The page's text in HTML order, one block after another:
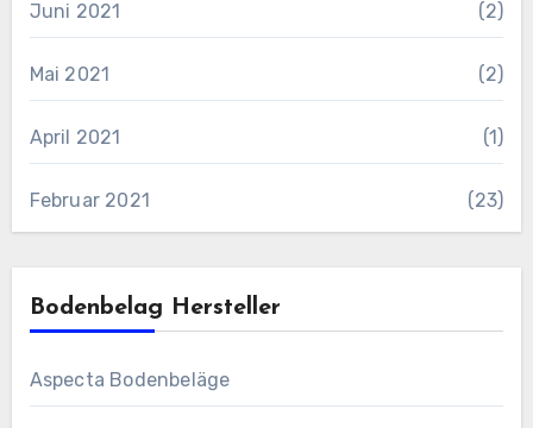
Juni 2021 (2)
Mai 2021 (2)
April 2021 (1)
Februar 2021 (23)
Bodenbelag Hersteller
Aspecta Bodenbeläge